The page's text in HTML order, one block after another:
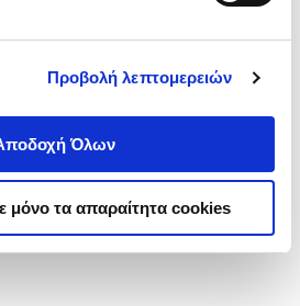
Προβολή λεπτομερειών
Όλων
μόνο τα απαραίτητα cookies